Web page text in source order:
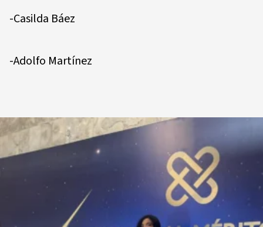
-Casilda Báez
-Adolfo Martínez